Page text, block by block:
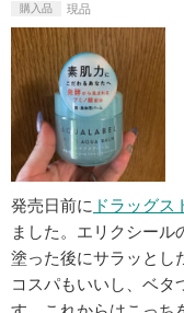
購入品 現品
発売日前に ドラッグス
ました。エリクシール
塗った後にサラッとし
コスパもいいし、ベタ